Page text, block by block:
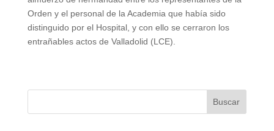
Orden y el personal de la Academia que había sido
distinguido por el Hospital, y con ello se cerraron los
entrañables actos de Valladolid (LCE).